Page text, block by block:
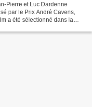
Pierre et Luc Dardenne
par le Prix André Cavens,
a été sélectionné dans la